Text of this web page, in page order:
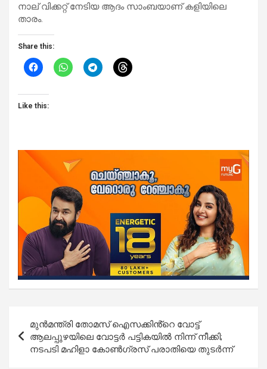
നാല് വിക്കറ്റ് നേടിയ ആദം സാംബയാണ് കളിയിലെ
താരം.
Share this:
Like this:
navigation
മുൻമന്ത്രി തോമസ് ഐസക്കിൻ്റെ വോട്ട്
ആലപ്പുഴയിലെ വോട്ടർ പട്ടികയിൽ നിന്ന് നീക്കി;
നടപടി മഹിളാ കോൺഗ്രസ് പരാതിയെ തുടർന്ന്